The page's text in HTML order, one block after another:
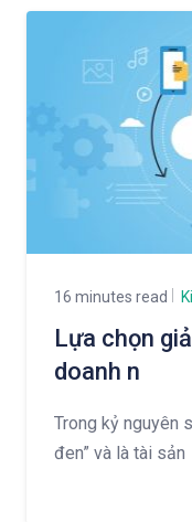
16 minutes read
Lựa chọn
doanh n
Trong kỷ nguyên
đen” và là tài sản